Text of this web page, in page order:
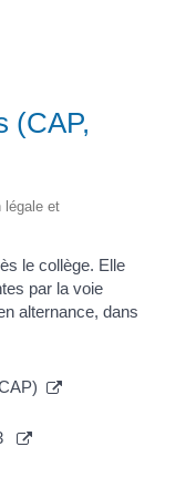
(CAP,
légale et
le collège. Elle
par la voie
alternance, dans
3